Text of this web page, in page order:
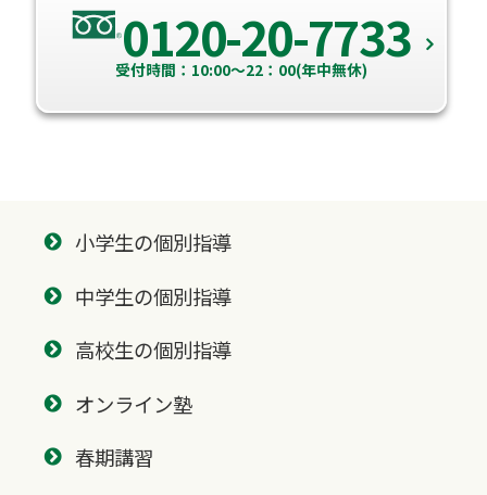
0120-20-7733
受付時間：10:00～22：00(年中無休)
小学生の個別指導
中学生の個別指導
高校生の個別指導
オンライン塾
春期講習